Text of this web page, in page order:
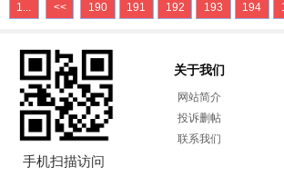
1... << 190 191 192 193 194
手机扫描访问
关于我们
网站简介
投诉删帖
联系我们